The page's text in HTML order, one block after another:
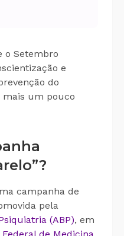
o Setembro
e
do
mais um pouco
campanha de
pela
(ABP), em
de Medicina